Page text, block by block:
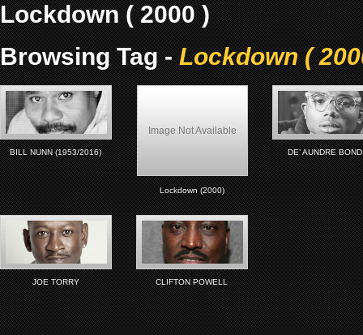
Lockdown ( 2000 )
Browsing Tag -Lockdown (
BILL NUNN (1953/2016)
Image Not Available
Lockdown (2000)
DE’ AUNDRE
JOE TORRY CLIFTON POWELL